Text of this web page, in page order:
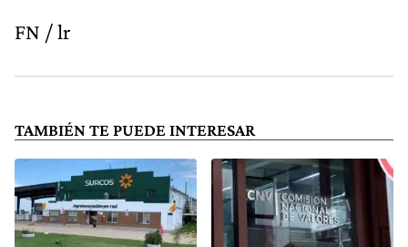
FN / lr
TAMBIÉN TE PUEDE INTERESAR